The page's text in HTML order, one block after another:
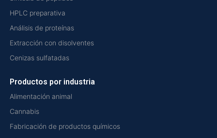
HPLC preparativa
Análisis de proteínas
Extracción con disolventes
Cenizas sulfatadas
Productos por industria
Alimentación animal
Cannabis
Fabricación de productos químicos